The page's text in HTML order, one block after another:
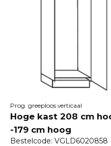
Prog. greeploos verticaal
Hoge kast 208 cm
-179 cm hoog
Bestelcode: VGLD6020858